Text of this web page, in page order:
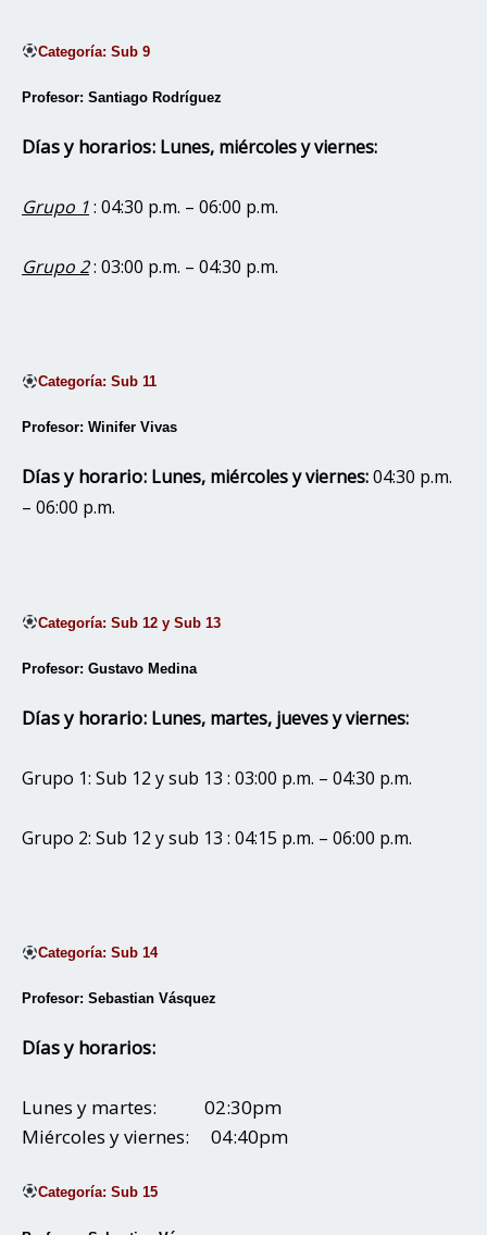
Categoría: Sub 9
Profesor: Santiago Rodríguez
Días y horarios: Lunes, miércoles y viernes:
Grupo 1: 04:30 p.m. – 06:00 p.m.
Grupo 2: 03:00 p.m. – 04:30 p.m.
Categoría: Sub 11
Profesor: Winifer Vivas
Días y horario: Lunes, miércoles y viernes:04:30 p.m.
– 06:00 p.m.
Categoría: Sub 12 y Sub 13
Profesor: Gustavo Medina
Días y horario: Lunes, martes, jueves y viernes:
Grupo 1: Sub 12 y sub 13 : 03:00 p.m. – 04:30 p.m.
Grupo 2: Sub 12 y sub 13 : 04:15 p.m. – 06:00 p.m.
Categoría: Sub 14
Profesor: Sebastian Vásquez
Días y horarios:
Lunes y martes: 02:30pm
Miércoles y viernes: 04:40pm
Categoría: Sub 15